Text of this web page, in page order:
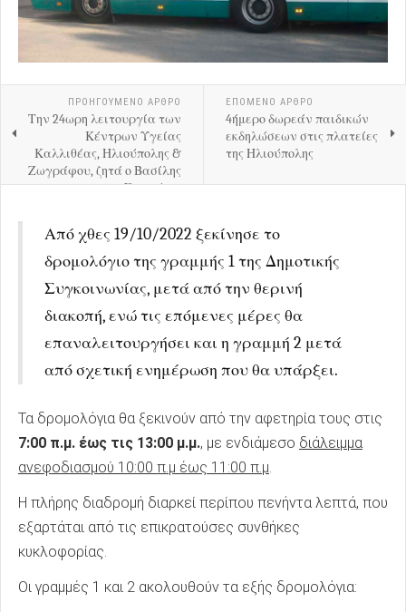
ΠΡΟΗΓΟΎΜΕΝΟ ΑΡΘΡΟ
Την 24ωρη λειτουργία των
Κέντρων Υγείας
Καλλιθέας, Ηλιούπολης &
Ζωγράφου, ζητά ο Βασίλης
Σπανάκης
ΕΠΟΜΕΝΟ ΑΡΘΡΟ
4ήμερο δωρεάν παιδικών
εκδηλώσεων στις πλατείες
της Ηλιούπολης
Από χθες 19/10/2022 ξεκίνησε το
δρομολόγιο της γραμμής 1 της Δημοτικής
Συγκοινωνίας, μετά από την θερινή
διακοπή, ενώ τις επόμενες μέρες θα
επαναλειτουργήσει και η γραμμή 2 μετά
από σχετική ενημέρωση που θα υπάρξει.
Τα δρομολόγια θα ξεκινούν από την αφετηρία τους στις
7:00 π.μ. έως τις 13:00 μ.μ., με ενδιάμεσο διάλειμμα
ανεφοδιασμού 10:00 π.μ έως 11:00 π.μ
Η πλήρης διαδρομή διαρκεί περίπου πενήντα λεπτά, που
εξαρτάται από τις επικρατούσες συνθήκες
κυκλοφορίας.
Οι γραμμές 1 και 2 ακολουθούν τα εξής δρομολόγια: